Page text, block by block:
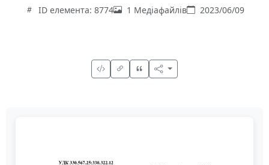
ID елемента: 8774 1 Медіафайлів 2023/06/09